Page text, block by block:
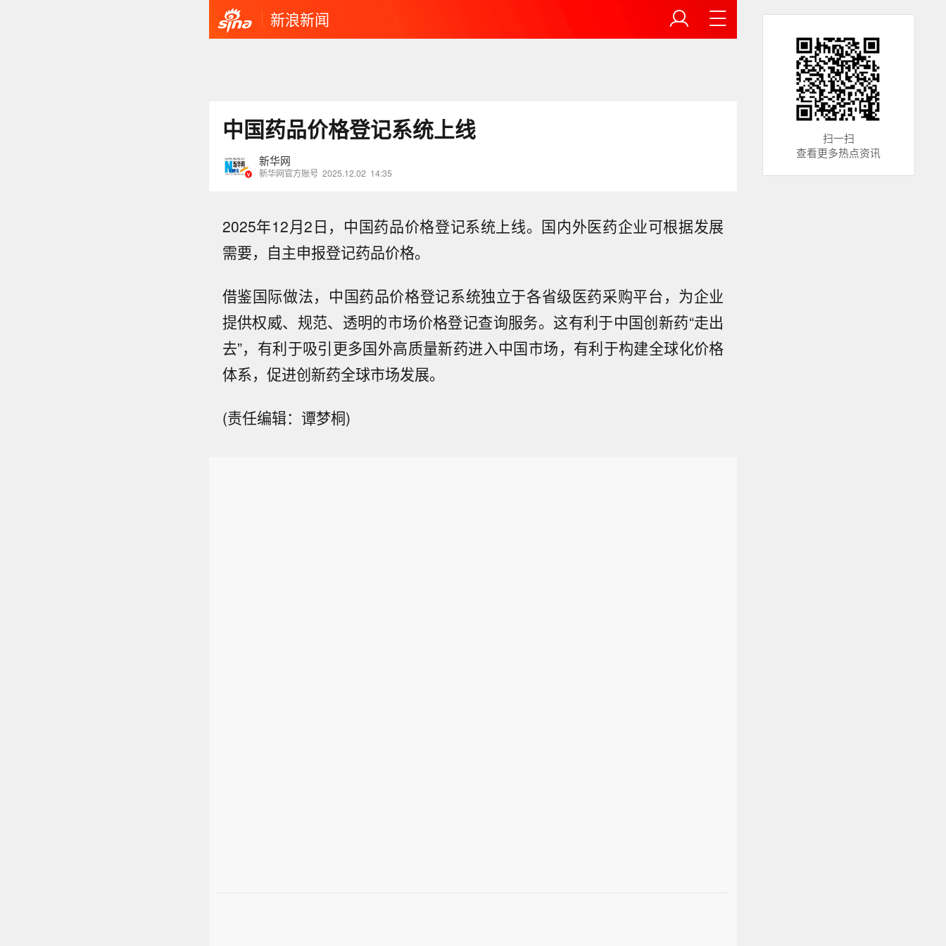
新浪新闻
中国药品价格登记系统上线
新华网
新华网官方账号 2025.12.02 14:35
2025年12月2日，中国药品价格登记系统上线。国内外医药企业可根据发展
需要，自主申报登记药品价格。
借鉴国际做法，中国药品价格登记系统独立于各省级医药采购平台，为企业
提供权威、规范、透明的市场价格登记查询服务。这有利于中国创新药“走出
去”，有利于吸引更多国外高质量新药进入中国市场，有利于构建全球化价格
体系，促进创新药全球市场发展。
(责任编辑：谭梦桐)
扫一扫
查看更多热点资讯